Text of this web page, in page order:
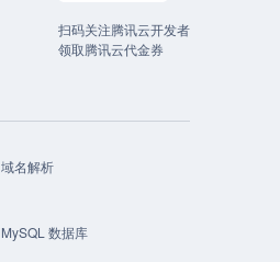
扫码关注腾讯云开发者
领取腾讯云代金券
域名解析
MySQL 数据库